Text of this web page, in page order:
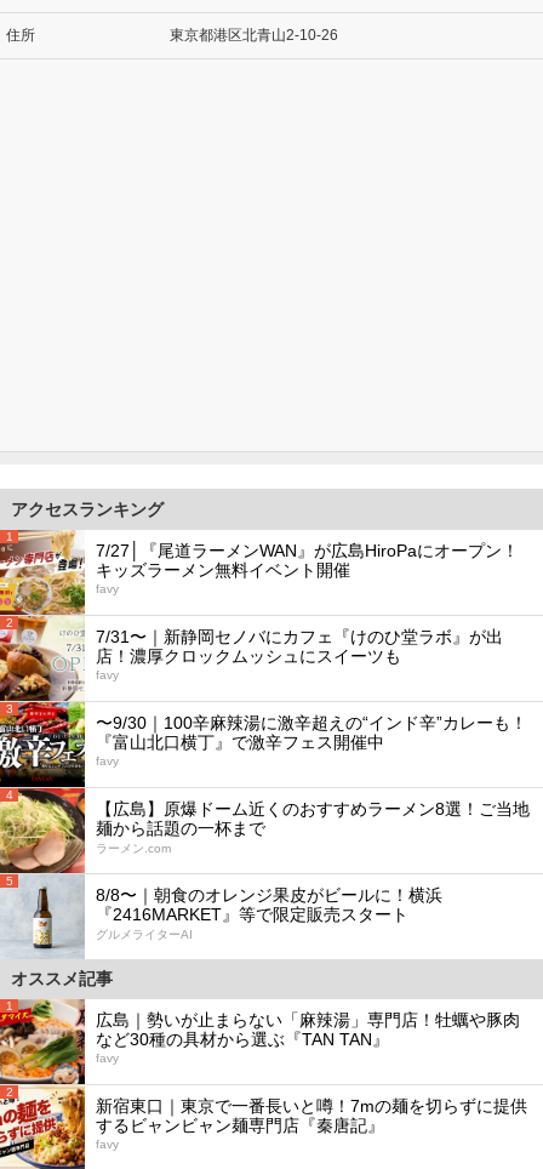
住所 東京都港区北青山2-10-26
アクセスランキング
1
7/27│『尾道ラーメンWAN』が広島HiroPaにオープン！
キッズラーメン無料イベント開催
favy
2
7/31〜｜新静岡セノバにカフェ『けのひ堂ラボ』が出
店！濃厚クロックムッシュにスイーツも
favy
3
〜9/30｜100辛麻辣湯に激辛超えの“インド辛”カレーも！
『富山北口横丁』で激辛フェス開催中
favy
4
【広島】原爆ドーム近くのおすすめラーメン8選！ご当地
麺から話題の一杯まで
ラーメン.com
5
8/8〜｜朝食のオレンジ果皮がビールに！横浜
『2416MARKET』等で限定販売スタート
グルメライターAI
オススメ記事
1
広島｜勢いが止まらない「麻辣湯」専門店！牡蠣や豚肉
など30種の具材から選ぶ『TAN TAN』
favy
2
新宿東口｜東京で一番長いと噂！7mの麺を切らずに提供
するビャンビャン麺専門店『秦唐記』
favy